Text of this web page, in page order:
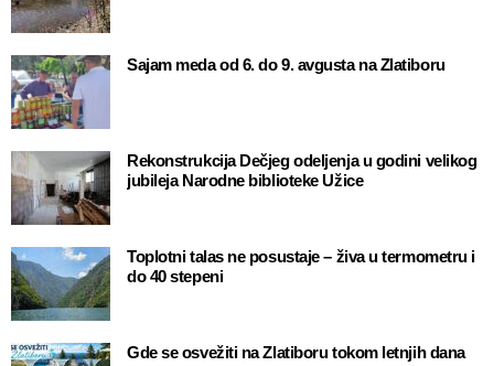
Sajam meda od 6. do 9. avgusta na Zlatiboru
Rekonstrukcija Dečjeg odeljenja u godini velikog
jubileja Narodne biblioteke Užice
Toplotni talas ne posustaje – živa u termometru i
do 40 stepeni
Gde se osvežiti na Zlatiboru tokom letnjih dana